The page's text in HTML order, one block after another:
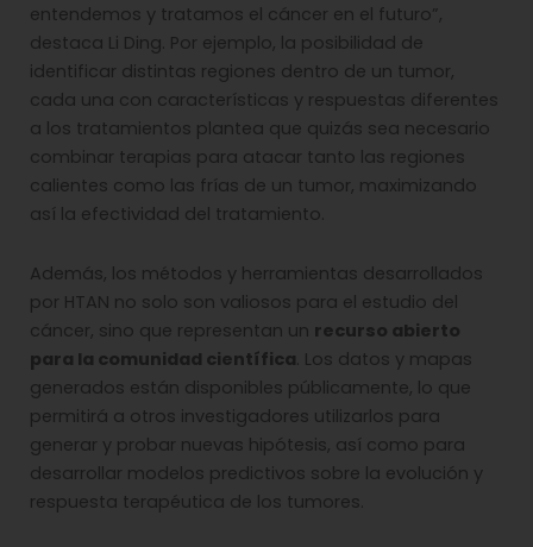
entendemos y tratamos el cáncer en el futuro”,
destaca Li Ding. Por ejemplo, la posibilidad de
identificar distintas regiones dentro de un tumor,
cada una con características y respuestas diferentes
a los tratamientos plantea que quizás sea necesario
combinar terapias para atacar tanto las regiones
calientes como las frías de un tumor, maximizando
así la efectividad del tratamiento.
Además, los métodos y herramientas desarrollados
por HTAN no solo son valiosos para el estudio del
cáncer, sino que representan un recurso abierto
para la comunidad científica. Los datos y mapas
generados están disponibles públicamente, lo que
permitirá a otros investigadores utilizarlos para
generar y probar nuevas hipótesis, así como para
desarrollar modelos predictivos sobre la evolución y
respuesta terapéutica de los tumores.